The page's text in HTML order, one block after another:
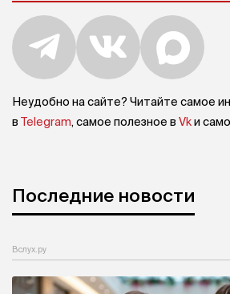
Неудобно на сайте? Читайте самое
в Telegram, самое полезное в Vkи
Последние новости
Вслух.ру